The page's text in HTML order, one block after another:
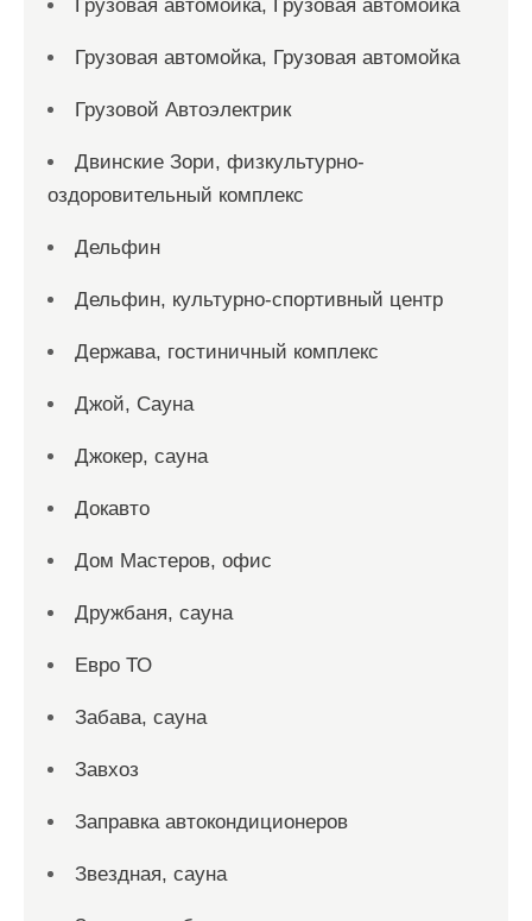
Грузовая автомойка, Грузовая автомойка
Грузовая автомойка, Грузовая автомойка
Грузовой Автоэлектрик
Двинские Зори, физкультурно-
оздоровительный комплекс
Дельфин
Дельфин, культурно-спортивный центр
Держава, гостиничный комплекс
Джой, Сауна
Джокер, сауна
Докавто
Дом Мастеров, офис
Дружбаня, сауна
Евро ТО
Забава, сауна
Завхоз
Заправка автокондиционеров
Звездная, сауна